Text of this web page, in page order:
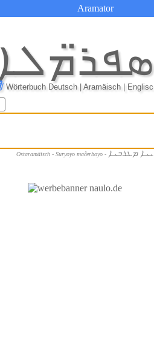
Aramator
ܣܦܪ̈ܡܠܐ
Wörterbuch Deutsch | Aramäisch |
Ostaramäisch - Suryoyo maĉerboyo - ܡܥܪܒܝܐ